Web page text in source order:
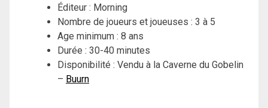
Éditeur : Morning
Nombre de joueurs et joueuses : 3 à 5
Age minimum : 8 ans
Durée : 30-40 minutes
Disponibilité : Vendu à la Caverne du Gobelin
– Buurn